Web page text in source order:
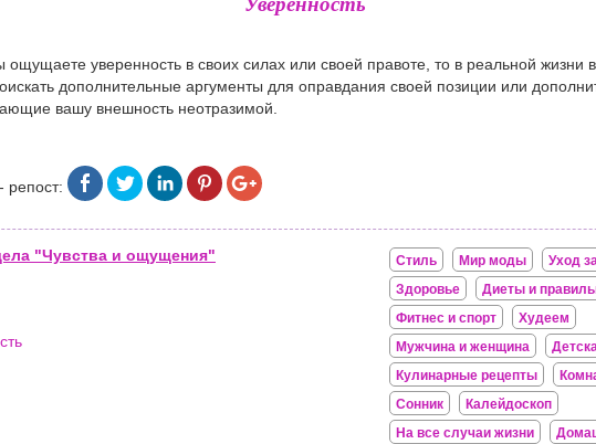
ощущаете уверенность в своих силах или своей правоте, то в реальной жизни
дополнительные аргументы для оправдания своей позиции или
вашу внешность неотразимой.
репост:
"Чувства и ощущения"
Стиль Мир моды
Уход
Здоровье
Диеты и
Фитнес и спорт
Худеем
Мужчина и женщина
Кулинарные рецепты
Сонник
Калейдоскоп
На все случаи жизни